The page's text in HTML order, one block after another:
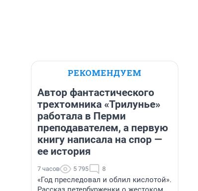
РЕКОМЕНДУЕМ
Автор фантастического
трехтомника «Трилунье»
работала в Перми
преподавателем, а первую
книгу написала на спор —
ее история
7 часов 5 795 8
«Год преследовал и облил кислотой».